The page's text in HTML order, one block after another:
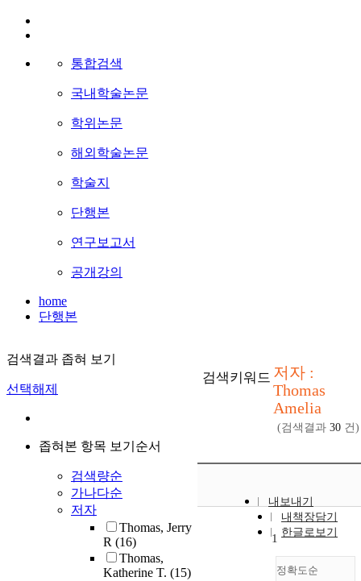
통합검색
국내학술논문
학위논문
해외학술논문
학술지
단행본
연구보고서
공개강의
home
단행본
검색결과 좁혀 보기
선택해제
좁혀본 항목 보기순서
검색량순
가나다순
저자
Thomas, Jerry
R (16)
Thomas,
Katherine T. (15)
검색키워드 저자 :
Thomas
Amelia
(검색결과 30 건)
내보내기
내책장담기
한글로보기
정확도순
1